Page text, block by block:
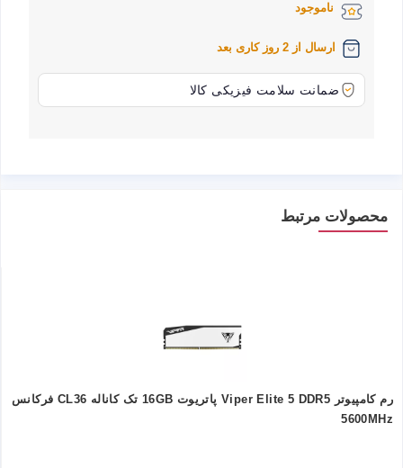
ناموجود
ارسال از 2 روز کاری بعد
ضمانت سلامت فیزیکی کالا
محصولات مرتبط
رم کامپیوتر Viper Elite 5 DDR5 پاتریوت 16GB تک کاناله CL36 فرکانس
5600MHz